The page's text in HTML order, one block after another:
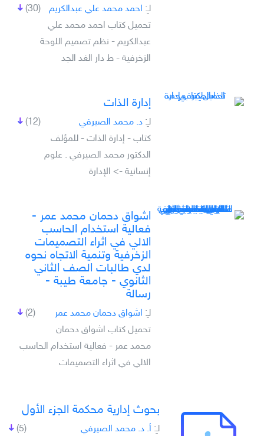
(30) لـِ: احمد محمد علي عبدالكريم
تحميل كتاب احمد محمد علي
عبدالكريم - نظم تصميم اللوحة
الزخرفية - ط دار الغد الجد
إدارة الذات
(12) لـِ: د. محمد الصيرفي
كتاب - إدارة الذات - للمؤلف
الدكتور محمد الصيرفي . علوم
إنسانية -> الإدارة
اشواق دحمان محمد عمر -
فعالية استخدام الحاسب
الالي في اثراء التصميمات
الزخرفية وتنمية الاتجاه نحوه
لدي طالبات الصف الثاني
الثانوي - جامعة طيبة -
رسالة
(2) لـِ: اشواق دحمان محمد عمر
تحميل كتاب اشواق دحمان
محمد عمر - فعالية استخدام الحاسب
الالي في اثراء التصميمات
بحوث إدارية محكمة الجزء الأول
(5) لـِ: أ. د. محمد الصيرفي